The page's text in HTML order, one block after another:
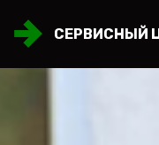
СЕРВИСНЫЙ